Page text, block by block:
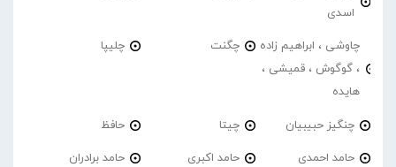
اسدی
چاوشی ، ابراهیم زاده
، گوگوش ، قمیشی ،
هایده
چگنت چلیپا
چنگیز حبیبیان چیتا حافظ
حامد احمدی حامد اکبری حامد برادران